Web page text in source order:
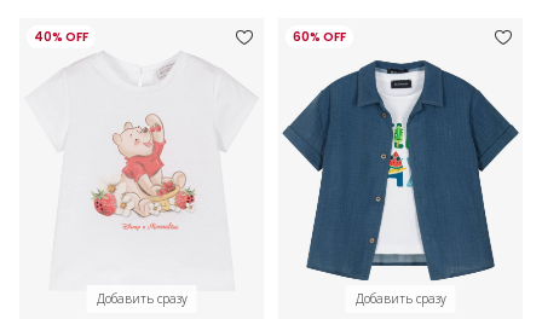
40% OFF
Добавить сразу
60% OFF
Добавить сразу